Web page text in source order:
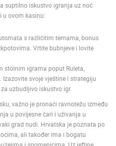
suptilno iskustvo igranja uz noć
u ovom kasinu:
s različitim temama, bonus
Vrtite bubnjeve i lovite
stolnim igrama poput Ruleta,
Izazovite svoje vještine i strategiju
uzbudljivo iskustvo igr.
važno je pronaći ravnotežu između
u povijesne čari i uživanja u
grad nudi. Hrvatska je poznata po
ali također ima i bogatu